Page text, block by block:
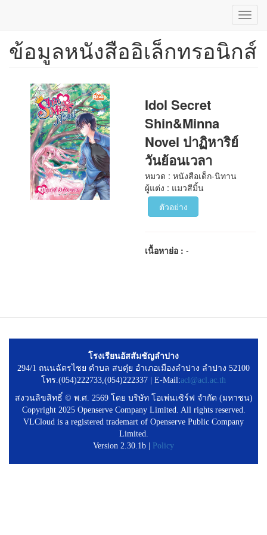
ข้าม
ข้อมูลหนังสืออิเล็กทรอนิกส์
Idol Secret
Shin&Minna
Novel ปาฏิหาริย์
วันย้อนเวลา
หมวด : หนังสือเด็ก-นิทาน
ผู้แต่ง : แมวสีมิ้น
ตัวอย่าง
เนื้อหาย่อ :-
โรงเรียนอัสสัมชัญลำปาง
294/1 ถนนฉัตรไชย ตำบล สบตุ๋ย อำเภอเมืองลำปาง ลำปาง 52100
โทร.(054)222733,(054)222337 | E-Mail:acl@acl.ac.th
สงวนลิขสิทธิ์ © พ.ศ. 2569 โดย บริษัท โอเพ่นเซิร์ฟ จำกัด (มหาชน)
Copyright 2025 Openserve Company Limited. All rights reserved.
VLCloud is a registered trademart of Openserve Public Company
Limited.
Version 2.30.1b |
Policy